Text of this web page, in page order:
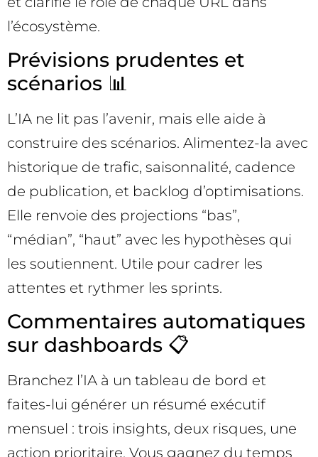
l’écosystème.
Prévisions prudentes et
scénarios 📊
L’IA ne lit pas l’avenir, mais elle aide à
construire des scénarios. Alimentez-la avec
historique de trafic, saisonnalité, cadence
de publication, et backlog d’optimisations.
Elle renvoie des projections “bas”,
“médian”, “haut” avec les hypothèses qui
les soutiennent. Utile pour cadrer les
attentes et rythmer les sprints.
Commentaires automatiques
sur dashboards 📋
Branchez l’IA à un tableau de bord et
faites-lui générer un résumé exécutif
mensuel : trois insights, deux risques, une
action prioritaire. Vous gagnez du temps